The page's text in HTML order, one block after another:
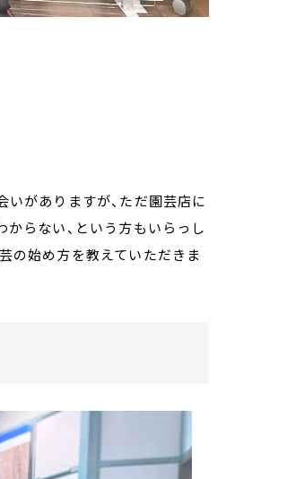
がありますが、ただ園芸店に
らない、という方もいらっし
の始め方を教えていただきま